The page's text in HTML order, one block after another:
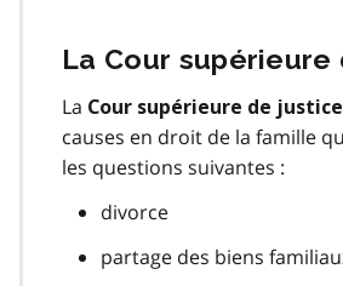
La Cour
La Cour supérieure de justice
causes en droit de la famille
les questions suivantes :
divorce
partage des biens